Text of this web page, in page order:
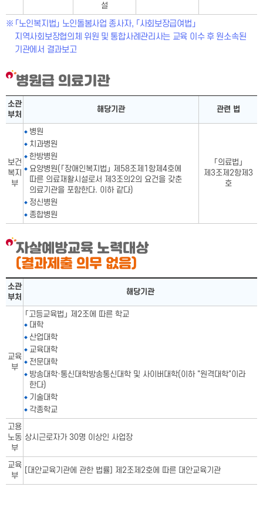
설
「노인복지법」 노인돌봄사업 종사자, 「사회보장급여법」
지역사회보장협의체 위원 및 통합사례관리사는 교육 이수 후 원소속된
기관에서 결과보고
병원급 의료기관
병원급 의료기관표-소관 부처,해당기관, 관련 법으로 구성
소관
부처
해당기관 관련 법
보건
복지
부
병원
치과병원
한방병원
요양병원(「장애인복지법」 제58조제1항제4호에
따른 의료재활시설로서 제3조의2의 요건을 갖춘
의료기관을 포함한다. 이하 같다)
정신병원
종합병원
「의료법」
제3조제2항제3
호
자살예방교육 노력대상
(결과제출 의무 없음)
자살예방교육 노력대상표-소관부처,해당기관으로 구성됨
소관
부처
해당기관
교육
부
「고등교육법」 제2조에 따른 학교
대학
산업대학
교육대학
전문대학
방송대학·통신대학방송통신대학 및 사이버대학(이하 "원격대학"이라
한다)
기술대학
각종학교
고용
노동
부
상시근로자가 30명 이상인 사업장
교육
부
[대안교육기관에 관한 법률] 제2조제2호에 따른 대안교육기관